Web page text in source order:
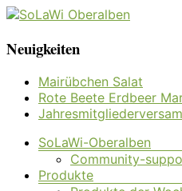
Zum
springen
SoLaWi
Solidarische
Landwirtschaft
Oberalben
Neuigkeiten
Mairübchen Salat
Rote Beete Erdbeer
Menü SoLaWi-Oberalben
Community-
Produkte